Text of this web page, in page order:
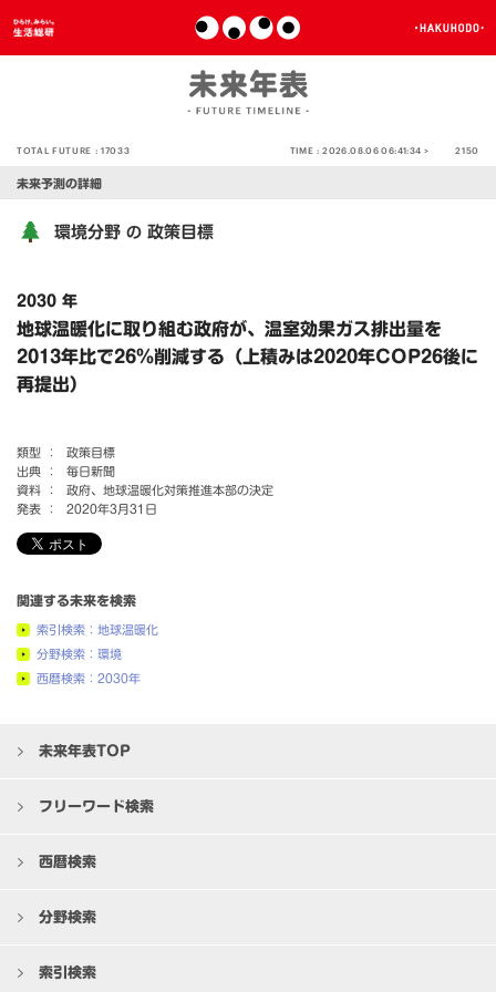
TOTAL FUTURE :17033 TIME :2026.08.06 06:41:34 > 2150
未来予測の詳細
環境分野 の 政策目標
2030 年
地球温暖化に取り組む政府が、温室効果ガス排出量を
2013年比で26％削減する（上積みは2020年COP26後に
再提出）
類型 ：
政策目標
出典 ：
毎日新聞
資料 ：
政府、地球温暖化対策推進本部の決定
発表 ：
2020年3月31日
関連する未来を検索
索引検索：地球温暖化
分野検索：環境
西暦検索：2030年
未来年表TOP
フリーワード検索
西暦検索
分野検索
索引検索